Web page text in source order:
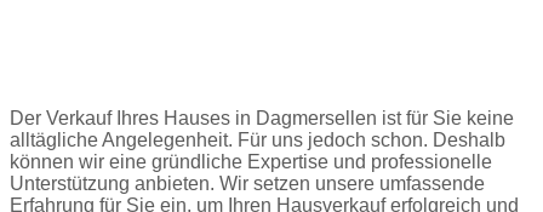
Der Verkauf Ihres Hauses in Dagmersellen ist für Sie keine
alltägliche Angelegenheit. Für uns jedoch schon. Deshalb
können wir eine gründliche Expertise und professionelle
Unterstützung anbieten. Wir setzen unsere umfassende
Erfahrung für Sie ein, um Ihren Hausverkauf erfolgreich und